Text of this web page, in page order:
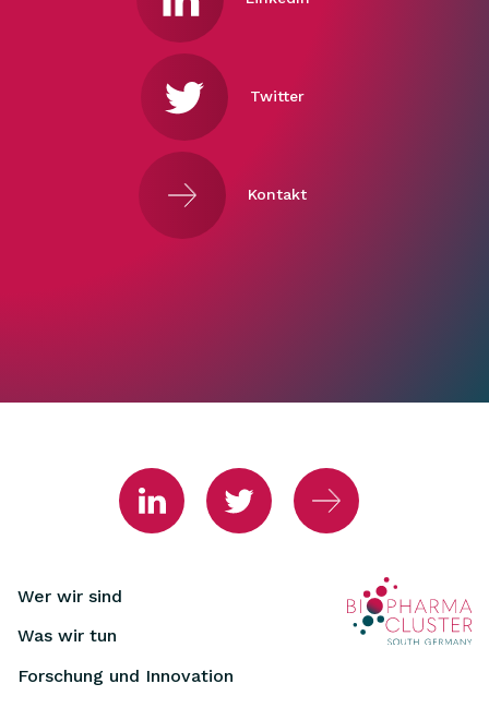
Twitter
Kontakt
Wer wir sind
Was wir tun
Forschung und Innovation